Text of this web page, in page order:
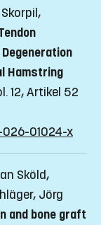
Hamstring
12, Artikel 52
026-01024-x
Sköld,
Jörg
and bone graft